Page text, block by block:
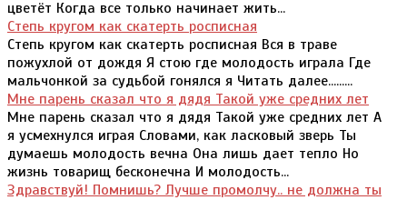
цветёт Когда все только начинает жить...
Степь кругом как скатерть росписная
Степь кругом как скатерть росписная Вся в траве
пожухлой от дождя Я стою где молодость играла Где
мальчонкой за судьбой гонялся я Читать далее.........
Мне парень сказал что я дядя Такой уже средних лет
Мне парень сказал что я дядя Такой уже средних лет А
я усмехнулся играя Словами, как ласковый зверь Ты
думаешь молодость вечна Она лишь дает тепло Но
жизнь товарищ бесконечна И молодость...
Здравствуй! Помнишь? Лучше промолчу.. не должна ты